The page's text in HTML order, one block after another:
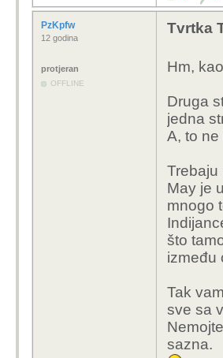
PzKpfw
12 godina
protjeran
OFFLINE
Tvrtka
Hm,
Druga
jedna
A, to
Trebaju
May je
mnogo
što
između
Tak
sve sa
sazna.